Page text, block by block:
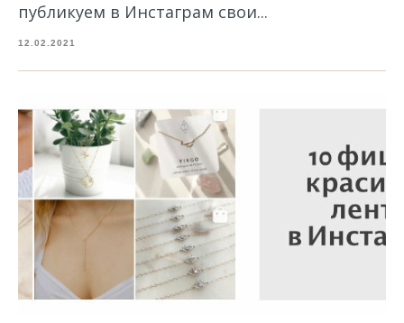
публикуем в Инстаграм свои...
12.02.2021